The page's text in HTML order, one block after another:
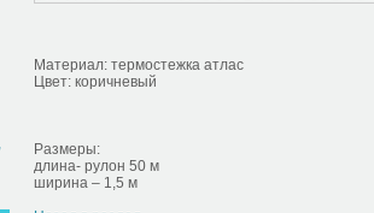
Материал: термостежка атлас
Цвет: коричневый
Размеры:
длина- рулон 50 м
ширина – 1,5 м